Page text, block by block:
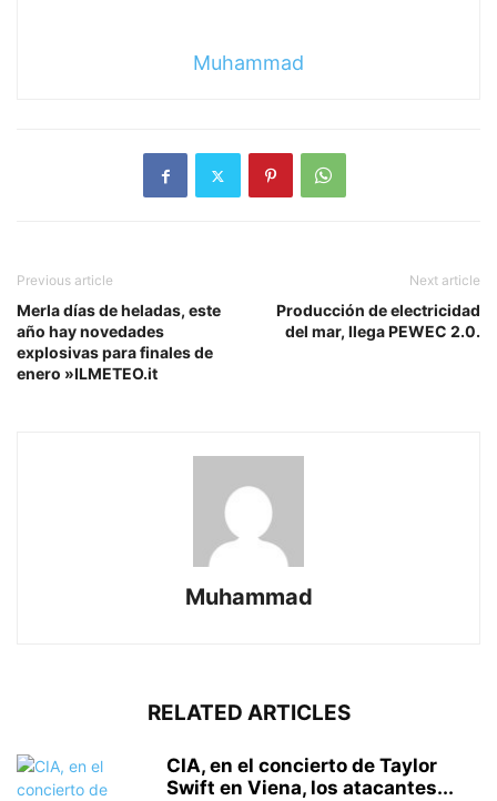
Muhammad
Previous article
Merla días de heladas, este
año hay novedades
explosivas para finales de
enero »ILMETEO.it
Next article
Producción de electricidad
del mar, llega PEWEC 2.0.
Muhammad
RELATED ARTICLES
CIA, en el concierto de Taylor
Swift en Viena, los atacantes...